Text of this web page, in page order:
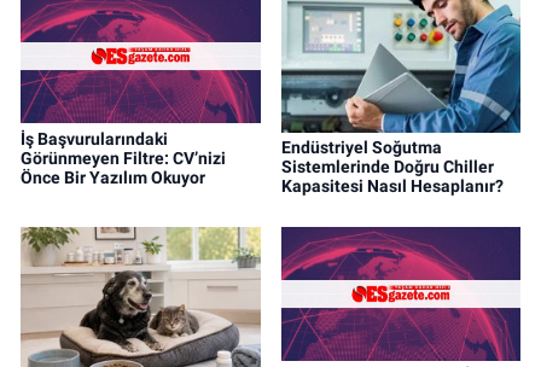
İş Başvurularındaki
Görünmeyen Filtre: CV’nizi
Önce Bir Yazılım Okuyor
Endüstriyel Soğutma
Sistemlerinde Doğru Chiller
Kapasitesi Nasıl Hesaplanır?